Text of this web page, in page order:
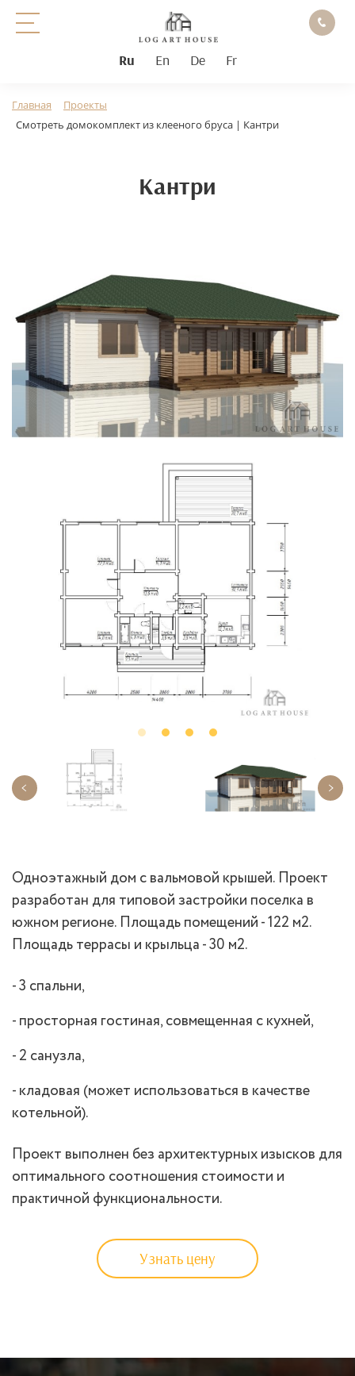
Ru En De Fr
Главная
Проекты
Смотреть домокомплект из клееного бруса | Кантри
Кантри
Одноэтажный дом с вальмовой крышей. Проект
разработан для типовой застройки поселка в
южном регионе. Площадь помещений - 122 м2.
Площадь террасы и крыльца - 30 м2.
- 3 спальни,
- просторная гостиная, совмещенная с кухней,
- 2 санузла,
- кладовая (может использоваться в качестве
котельной).
Проект выполнен без архитектурных изысков для
оптимального соотношения стоимости и
практичной функциональности.
Узнать цену